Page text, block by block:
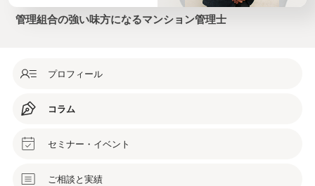
管理組合の強い味方になるマンション管理士
プロフィール
コラム
セミナー・イベント
ご相談と実績